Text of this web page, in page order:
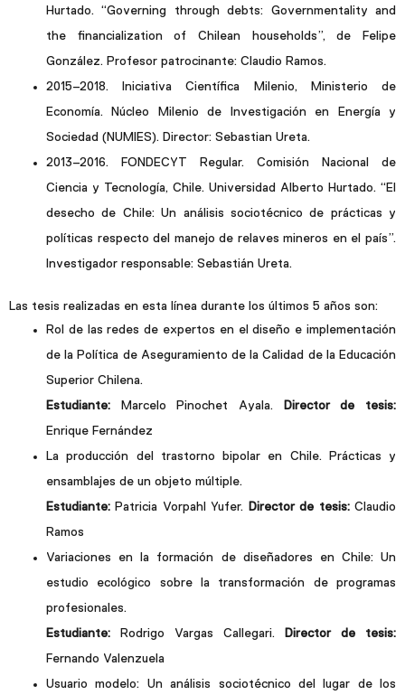
Hurtado. “Governing through debts: Governmentality and
the financialization of Chilean households”, de Felipe
González. Profesor patrocinante: Claudio Ramos.
2015–2018. Iniciativa Científica Milenio, Ministerio de
Economía. Núcleo Milenio de Investigación en Energía y
Sociedad (NUMIES). Director: Sebastian Ureta.
2013–2016. FONDECYT Regular. Comisión Nacional de
Ciencia y Tecnología, Chile. Universidad Alberto Hurtado. “El
desecho de Chile: Un análisis sociotécnico de prácticas y
políticas respecto del manejo de relaves mineros en el país”.
Investigador responsable: Sebastián Ureta.
Las tesis realizadas en esta línea durante los últimos 5 años son:
Rol de las redes de expertos en el diseño e implementación
de la Política de Aseguramiento de la Calidad de la Educación
Superior Chilena.
Estudiante: Marcelo Pinochet Ayala.
Director de tesis:
Enrique Fernández
La producción del trastorno bipolar en Chile. Prácticas y
ensamblajes de un objeto múltiple.
Estudiante: Patricia Vorpahl Yufer. Director de tesis:Claudio
Ramos
Variaciones en la formación de diseñadores en Chile: Un
estudio ecológico sobre la transformación de programas
profesionales.
Estudiante: Rodrigo Vargas Callegari.
Director de tesis:
Fernando Valenzuela
Usuario modelo: Un análisis sociotécnico del lugar de los